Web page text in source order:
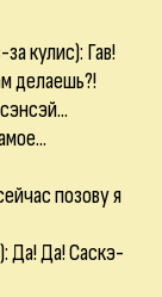
кулис): Гав!
делаешь?!
позову я
Да! Да! Саскэ-